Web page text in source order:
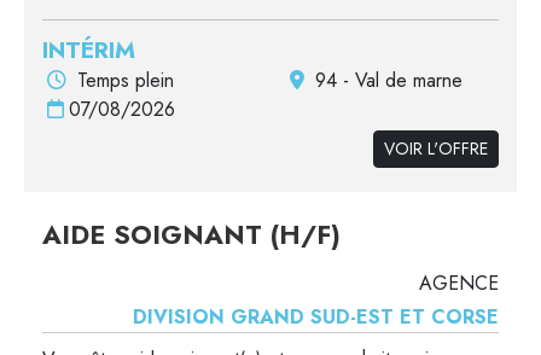
INTÉRIM
Temps plein
94 - Val de marne
07/08/2026
VOIR L'OFFRE
AIDE SOIGNANT (H/F)
AGENCE
DIVISION GRAND SUD-EST ET CORSE